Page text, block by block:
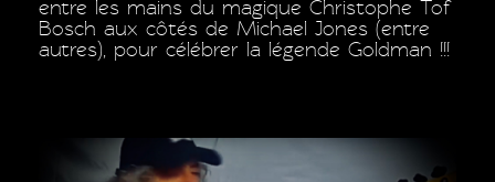
entre les mains du magique Christophe Tof
Bosch aux côtés de Michael Jones (entre
autres), pour célébrer la légende Goldman !!!